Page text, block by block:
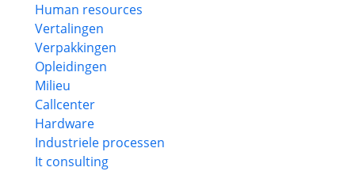
Human resources
Vertalingen
Verpakkingen
Opleidingen
Milieu
Callcenter
Hardware
Industriele processen
It consulting